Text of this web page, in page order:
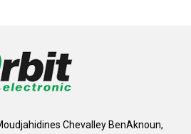
Chevalley BenAknoun,